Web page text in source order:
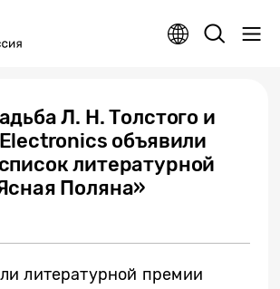
Л. Н. Толстого и
объявили
литературной
Поляна»
литературной премии